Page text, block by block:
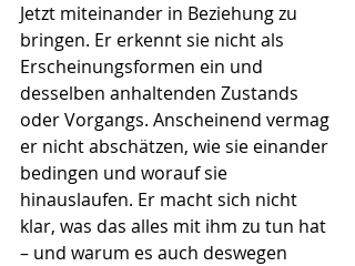
Jetzt miteinander in Beziehung zu
bringen. Er erkennt sie nicht als
Erscheinungsformen ein und
desselben anhaltenden Zustands
oder Vorgangs. Anscheinend vermag
er nicht abschätzen, wie sie einander
bedingen und worauf sie
hinauslaufen. Er macht sich nicht
klar, was das alles mit ihm zu tun hat
– und warum es auch deswegen